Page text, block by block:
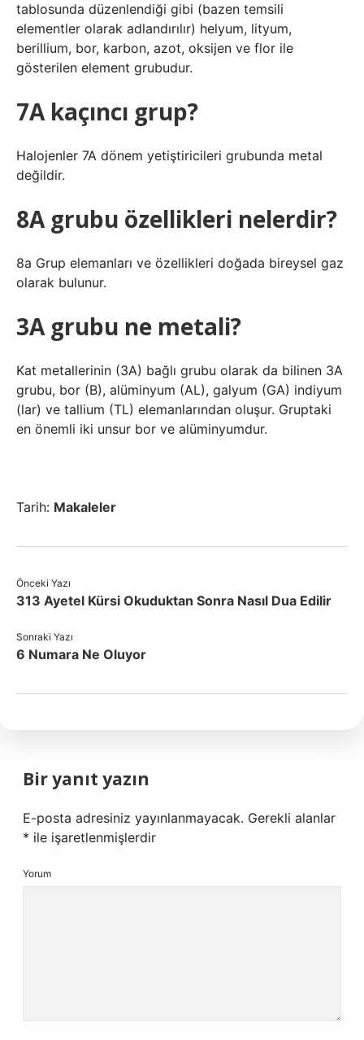
tablosunda düzenlendiği gibi (bazen temsili
elementler olarak adlandırılır) helyum, lityum,
berillium, bor, karbon, azot, oksijen ve flor ile
gösterilen element grubudur.
7A kaçıncı grup?
Halojenler 7A dönem yetiştiricileri grubunda metal
değildir.
8A grubu özellikleri nelerdir?
8a Grup elemanları ve özellikleri doğada bireysel gaz
olarak bulunur.
3A grubu ne metali?
Kat metallerinin (3A) bağlı grubu olarak da bilinen 3A
grubu, bor (B), alüminyum (AL), galyum (GA) indiyum
(lar) ve tallium (TL) elemanlarından oluşur. Gruptaki
en önemli iki unsur bor ve alüminyumdur.
Tarih: Makaleler
Önceki Yazı
313 Ayetel Kürsi Okuduktan Sonra Nasıl Dua Edilir
Sonraki Yazı
6 Numara Ne Oluyor
Bir yanıt yazın
E-posta adresiniz yayınlanmayacak. Gerekli alanlar
* ile işaretlenmişlerdir
Yorum